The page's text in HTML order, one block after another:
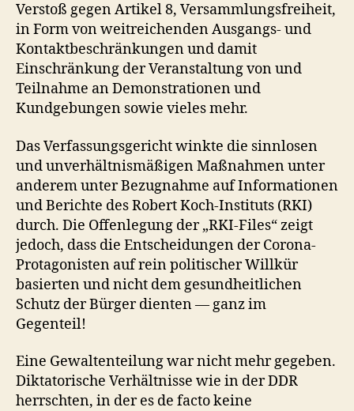
Verstoß gegen Artikel 8, Versammlungsfreiheit,
in Form von weitreichenden Ausgangs- und
Kontaktbeschränkungen und damit
Einschränkung der Veranstaltung von und
Teilnahme an Demonstrationen und
Kundgebungen sowie vieles mehr.
Das Verfassungsgericht winkte die sinnlosen
und unverhältnismäßigen Maßnahmen unter
anderem unter Bezugnahme auf Informationen
und Berichte des Robert Koch-Instituts (RKI)
durch. Die Offenlegung der „RKI-Files“ zeigt
jedoch, dass die Entscheidungen der Corona-
Protagonisten auf rein politischer Willkür
basierten und nicht dem gesundheitlichen
Schutz der Bürger dienten — ganz im
Gegenteil!
Eine Gewaltenteilung war nicht mehr gegeben.
Diktatorische Verhältnisse wie in der DDR
herrschten, in der es de facto keine